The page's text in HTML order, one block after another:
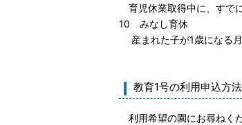
育児休業取得中に、すで
10 みなし育休
産まれた子が1歳になる月
教育1号の利用申込方
利用希望の園にお尋ねくだ